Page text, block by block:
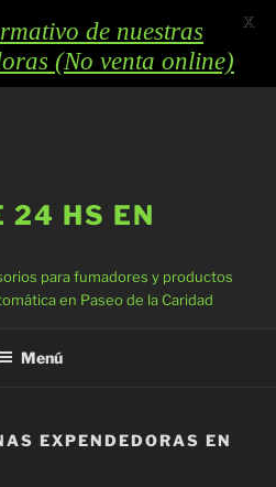
24 HS EN
para fumadores y productos
en Paseo de la Caridad
Menú
EXPENDEDORAS EN
de nuestras
(No venta online)
X